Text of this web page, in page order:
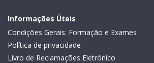
Informações Úteis
Condições Gerais: Formação e Exames
Política de privacidade
Livro de Reclamações Eletrónico